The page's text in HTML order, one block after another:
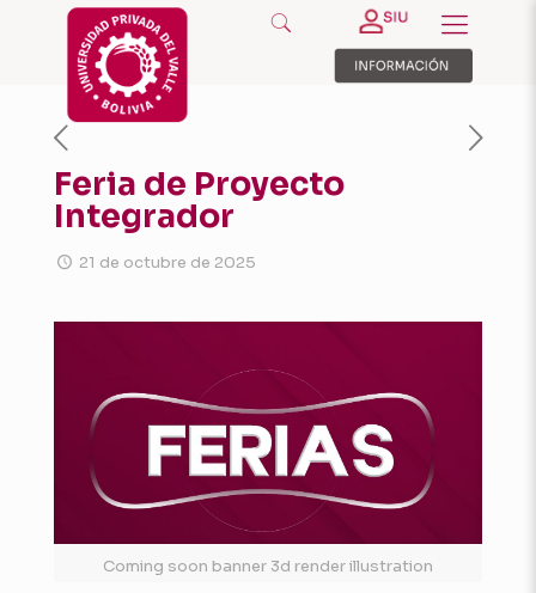
Feria de Proyecto
Integrador
21 de octubre de 2025
Coming soon banner 3d render illustration